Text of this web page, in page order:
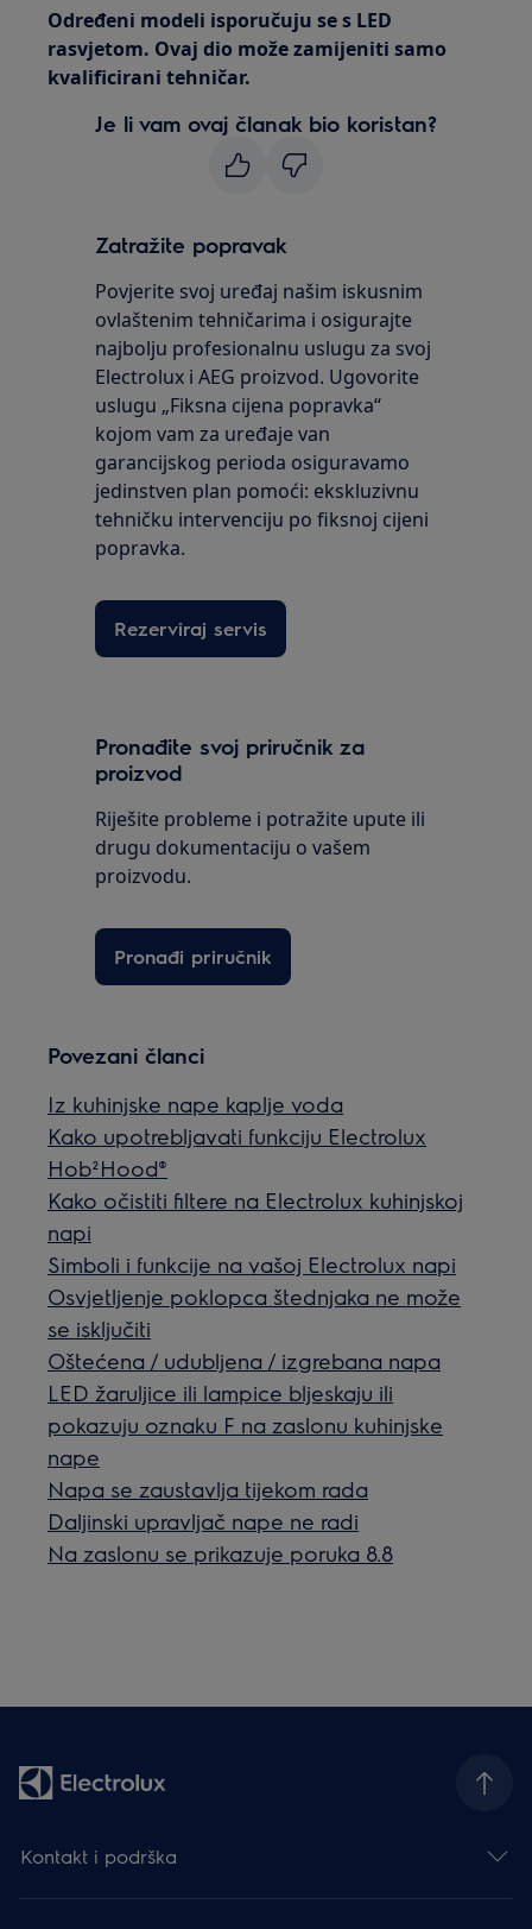
Određeni modeli isporučuju se s LED
rasvjetom. Ovaj dio može zamijeniti samo
kvalificirani tehničar.
Je li vam ovaj članak bio koristan?
Zatražite popravak
Povjerite svoj uređaj našim iskusnim
ovlaštenim tehničarima i osigurajte
najbolju profesionalnu uslugu za svoj
Electrolux i AEG proizvod. Ugovorite
uslugu „Fiksna cijena popravka“
kojom vam za uređaje van
garancijskog perioda osiguravamo
jedinstven plan pomoći: ekskluzivnu
tehničku intervenciju po fiksnoj cijeni
popravka.
Rezerviraj servis
Pronađite svoj priručnik za
proizvod
Riješite probleme i potražite upute ili
drugu dokumentaciju o vašem
proizvodu.
Pronađi priručnik
Povezani članci
Iz kuhinjske nape kaplje voda
Kako upotrebljavati funkciju Electrolux
Hob²Hood®
Kako očistiti filtere na Electrolux kuhinjskoj
napi
Simboli i funkcije na vašoj Electrolux napi
Osvjetljenje poklopca štednjaka ne može
se isključiti
Oštećena / udubljena / izgrebana napa
LED žaruljice ili lampice bljeskaju ili
pokazuju oznaku F na zaslonu kuhinjske
nape
Napa se zaustavlja tijekom rada
Daljinski upravljač nape ne radi
Na zaslonu se prikazuje poruka 8.8
Kontakt i podrška